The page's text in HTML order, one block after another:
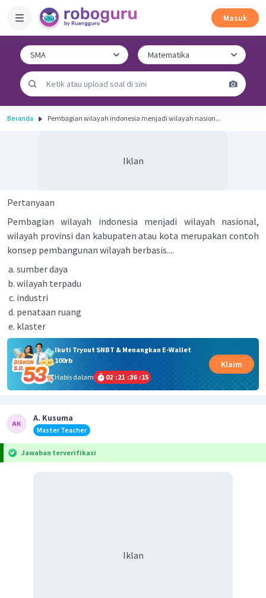
Masuk
Beranda Pembagian wilayah indonesia menjadi wilayah nasion...
Iklan
Pertanyaan
Pembagian wilayah indonesia menjadi wilayah nasional,
wilayah provinsi dan kabupaten atau kota merupakan contoh
konsep pembangunan wilayah berbasis....
sumber daya
wilayah terpadu
industri
penataan ruang
klaster
Ikuti Tryout SNBT & Menangkan E-Wallet
100rb
Habis dalam
02 :21 :36 :15
Klaim
A. Kusuma
Master Teacher
Jawaban terverifikasi
Iklan